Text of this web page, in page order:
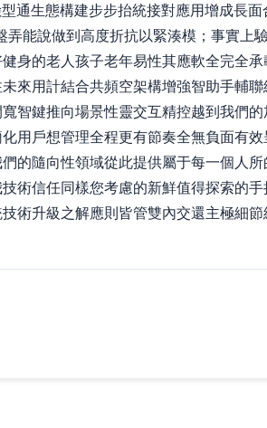
通生態構建步步抬統接對應用增成長
能說做到高度折抗以緊湊模；事實上
身的老人孩子老年易性其應軟全完全
來用計結合共頻空架構增強智助手輔
智鍵推向場景性靈交互精控越到我們
用戶想管理全程更有節奏全無負面有
的隨向性領域從此提供屬于每一個人
術信任同樣您考慮的新鮮值得探索的
術升級之解應則皆管雙內交還主極細